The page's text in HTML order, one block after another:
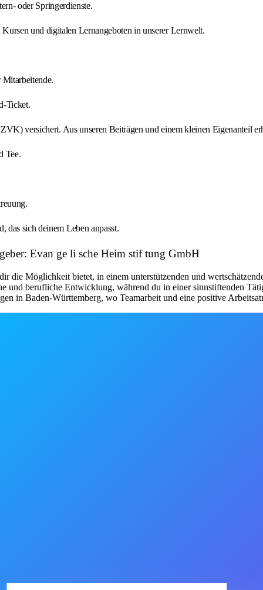
oder Springerdienste.
und digitalen Lernangeboten in unserer Lernwelt.
Ticket.
versichert. Aus unseren Beiträgen und einem kleinen Eigenanteil
Tee.
sich deinem Leben anpasst.
Evan ge li sche Heim stif tung GmbH
die Möglichkeit bietet, in einem unterstützenden und
und berufliche Entwicklung, während du in einer sinnstiftenden
in Baden-Württemberg, wo Teamarbeit und eine positive